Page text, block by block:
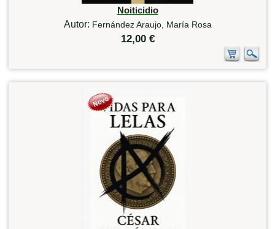
Noiticidio
Autor: Fernández Araujo, María Rosa
12,00 €